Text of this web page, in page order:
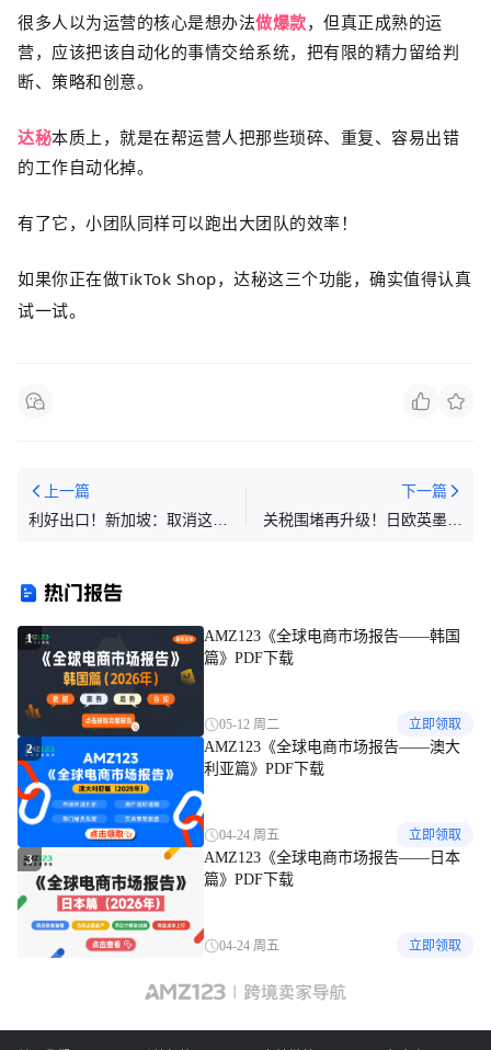
很多人以为运营的核心是想办法做爆款，但真正成熟的运
营，应该把该自动化的事情交给系统，把有限的精力留给判
断、策略和创意。
达秘本质上，就是在帮运营人把那些琐碎、重复、容易出错
的工作自动化掉。
有了它，小团队同样可以跑出大团队的效率！
如果你正在做TikTok Shop，达秘这三个功能，确实值得认真
试一试。
上一篇
利好出口！新加坡：取消这些
下一篇
关税围堵再升级！日欧英墨接
热门报告
1
AMZ123《全球电商市场报告——韩国
篇》PDF下载
05-12 周二 立即领取
2
AMZ123《全球电商市场报告——澳大
利亚篇》PDF下载
04-24 周五 立即领取
3
AMZ123《全球电商市场报告——日本
篇》PDF下载
04-24 周五 立即领取